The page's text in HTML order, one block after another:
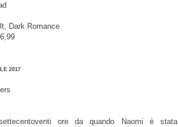
Dark Romance
2017
ore da quando Naomi è stata